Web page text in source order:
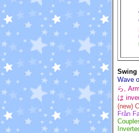
Swing
Wave
ら,
は
(new)
Från